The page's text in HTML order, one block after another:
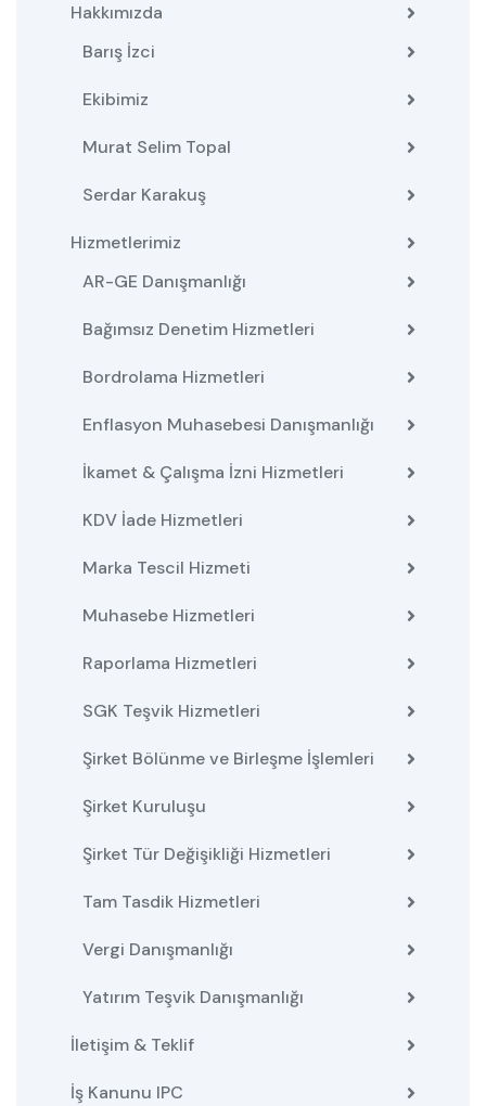
Hakkımızda
Barış İzci
Ekibimiz
Murat Selim Topal
Serdar Karakuş
Hizmetlerimiz
AR-GE Danışmanlığı
Bağımsız Denetim Hizmetleri
Bordrolama Hizmetleri
Enflasyon Muhasebesi Danışmanlığı
İkamet & Çalışma İzni Hizmetleri
KDV İade Hizmetleri
Marka Tescil Hizmeti
Muhasebe Hizmetleri
Raporlama Hizmetleri
SGK Teşvik Hizmetleri
Şirket Bölünme ve Birleşme İşlemleri
Şirket Kuruluşu
Şirket Tür Değişikliği Hizmetleri
Tam Tasdik Hizmetleri
Vergi Danışmanlığı
Yatırım Teşvik Danışmanlığı
İletişim & Teklif
İş Kanunu IPC